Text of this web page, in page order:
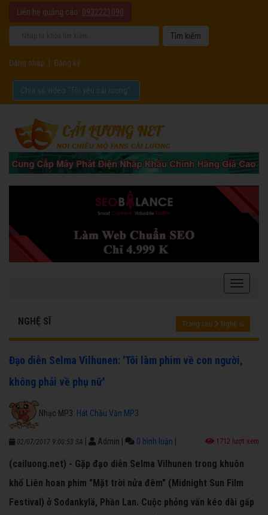
Liên hệ quảng cáo: 0932221090
Đăng nhập Đăng ký
Chia sẻ video "Tôi yêu cải lương".
NGHỆ SĨ Trang chủ Nghệ sĩ
Đạo diễn Selma Vilhunen: 'Tôi làm phim về con người,
không phải về phụ nữ'
Nhạc MP3: Hát Chầu Văn MP3
02/07/2017 9:00:53 SA Admin 0 bình luận 1712 lượt xem
(cailuong.net) - Gặp đạo diễn Selma Vilhunen trong khuôn
khổ Liên hoan phim "Mặt trời nửa đêm” (Midnight Sun Film
Festival) ở Sodankylä, Phần Lan. Cuộc phỏng vấn kéo dài gấp